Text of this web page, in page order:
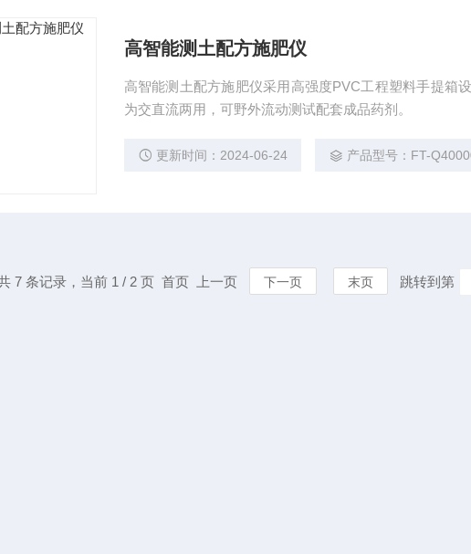
高智能测土配方施肥仪
高智能测土配方施肥仪采用高强度PVC工程塑料手提箱
为交直流两用，可野外流动测试配套成品药剂。
更新时间：2024-06-24 产品型号：FT-
7 条记录，当前 1 / 2 页 首页 上一页 下一页 末页 跳转到第